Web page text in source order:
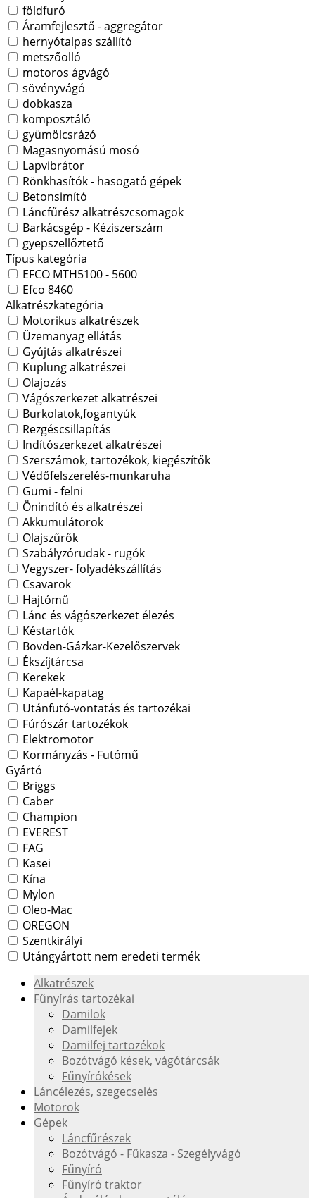
földfuró
Áramfejlesztő - aggregátor
hernyótalpas szállító
metszőolló
motoros ágvágó
sövényvágó
dobkasza
komposztáló
gyümölcsrázó
Magasnyomású mosó
Lapvibrátor
Rönkhasítók - hasogató gépek
Betonsimító
Láncfűrész alkatrészcsomagok
Barkácsgép - Kéziszerszám
gyepszellőztető
Típus kategória
EFCO MTH5100 - 5600
Efco 8460
Alkatrészkategória
Motorikus alkatrészek
Üzemanyag ellátás
Gyújtás alkatrészei
Kuplung alkatrészei
Olajozás
Vágószerkezet alkatrészei
Burkolatok,fogantyúk
Rezgéscsillapítás
Indítószerkezet alkatrészei
Szerszámok, tartozékok, kiegészítők
Védőfelszerelés-munkaruha
Gumi - felni
Önindító és alkatrészei
Akkumulátorok
Olajszűrők
Szabályzórudak - rugók
Vegyszer- folyadékszállítás
Csavarok
Hajtómű
Lánc és vágószerkezet élezés
Késtartók
Bovden-Gázkar-Kezelőszervek
Ékszíjtárcsa
Kerekek
Kapaél-kapatag
Utánfutó-vontatás és tartozékai
Fúrószár tartozékok
Elektromotor
Kormányzás - Futómű
Gyártó
Briggs
Caber
Champion
EVEREST
FAG
Kasei
Kína
Mylon
Oleo-Mac
OREGON
Szentkirályi
Utángyártott nem eredeti termék
Alkatrészek
Fűnyírás tartozékai
Damilok
Damilfejek
Damilfej tartozékok
Bozótvágó kések, vágótárcsák
Fűnyírókések
Láncélezés, szegecselés
Motorok
Gépek
Láncfűrészek
Bozótvágó - Fűkasza - Szegélyvágó
Fűnyíró
Fűnyíró traktor